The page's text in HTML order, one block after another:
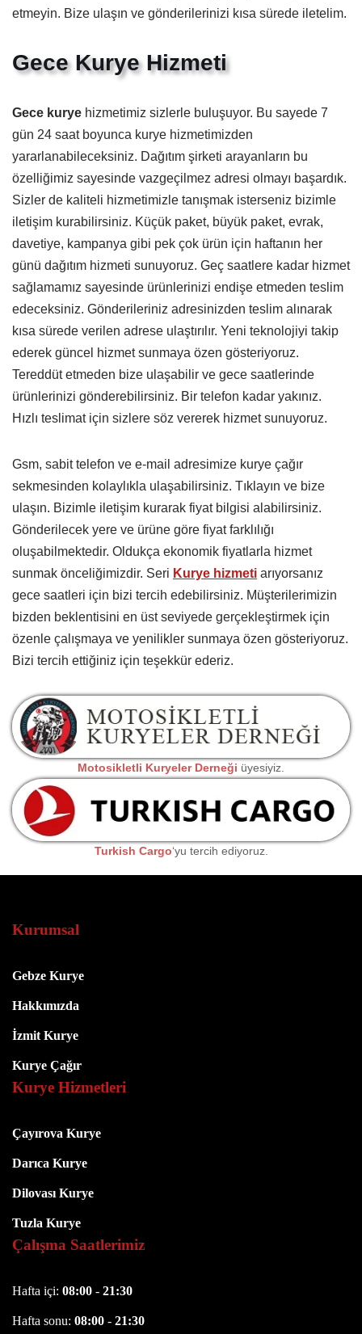
etmeyin. Bize ulaşın ve gönderilerinizi kısa sürede iletelim.
Gece Kurye Hizmeti
Gece kurye hizmetimiz sizlerle buluşuyor. Bu sayede 7
gün 24 saat boyunca kurye hizmetimizden
yararlanabileceksiniz. Dağıtım şirketi arayanların bu
özelliğimiz sayesinde vazgeçilmez adresi olmayı başardık.
Sizler de kaliteli hizmetimizle tanışmak isterseniz bizimle
iletişim kurabilirsiniz. Küçük paket, büyük paket, evrak,
davetiye, kampanya gibi pek çok ürün için haftanın her
günü dağıtım hizmeti sunuyoruz. Geç saatlere kadar hizmet
sağlamamız sayesinde ürünlerinizi endişe etmeden teslim
edeceksiniz. Gönderileriniz adresinizden teslim alınarak
kısa sürede verilen adrese ulaştırılır. Yeni teknolojiyi takip
ederek güncel hizmet sunmaya özen gösteriyoruz.
Tereddüt etmeden bize ulaşabilir ve gece saatlerinde
ürünlerinizi gönderebilirsiniz. Bir telefon kadar yakınız.
Hızlı teslimat için sizlere söz vererek hizmet sunuyoruz.
Gsm, sabit telefon ve e-mail adresimize kurye çağır
sekmesinden kolaylıkla ulaşabilirsiniz. Tıklayın ve bize
ulaşın. Bizimle iletişim kurarak fiyat bilgisi alabilirsiniz.
Gönderilecek yere ve ürüne göre fiyat farklılığı
oluşabilmektedir. Oldukça ekonomik fiyatlarla hizmet
sunmak önceliğimizdir. Seri Kurye hizmeti arıyorsanız
gece saatleri için bizi tercih edebilirsiniz. Müşterilerimizin
bizden beklentisini en üst seviyede gerçekleştirmek için
özenle çalışmaya ve yenilikler sunmaya özen gösteriyoruz.
Bizi tercih ettiğiniz için teşekkür ederiz.
Motosikletli Kuryeler Derneği üyesiyiz.
Turkish Cargo‘yu tercih ediyoruz.
Kurumsal
Gebze Kurye
Hakkımızda
İzmit Kurye
Kurye Çağır
Kurye Hizmetleri
Çayırova Kurye
Darıca Kurye
Dilovası Kurye
Tuzla Kurye
Çalışma Saatlerimiz
Hafta içi: 08:00 - 21:30
Hafta sonu: 08:00 - 21:30